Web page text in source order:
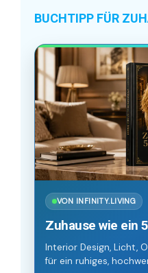
BUCHTIPP FÜR
VON INFINITY.LIVING
Zuhause wie ein
Interior Design, Licht,
für ein ruhiges,